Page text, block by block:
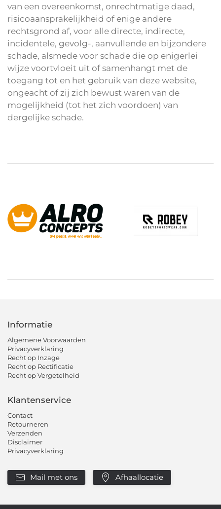
van een overeenkomst, onrechtmatige daad,
risicoaansprakelijkheid of enige andere
rechtsgrond af, voor alle directe, indirecte,
incidentele, gevolg-, aanvullende en bijzondere
schade, alsmede voor schade die op enigerlei
wijze voortvloeit uit of samenhangt met de
toegang tot en het gebruik van deze website,
ongeacht of zij zich bewust waren van de
mogelijkheid (tot het zich voordoen) van
dergelijke schade.
Informatie
Algemene Voorwaarden
Privacyverklaring
Recht op Inzage
Recht op Rectificatie
Recht op Vergetelheid
Klantenservice
Contact
Retourneren
Verzenden
Disclaimer
Privacyverklaring
Mail met ons Afhaallocatie